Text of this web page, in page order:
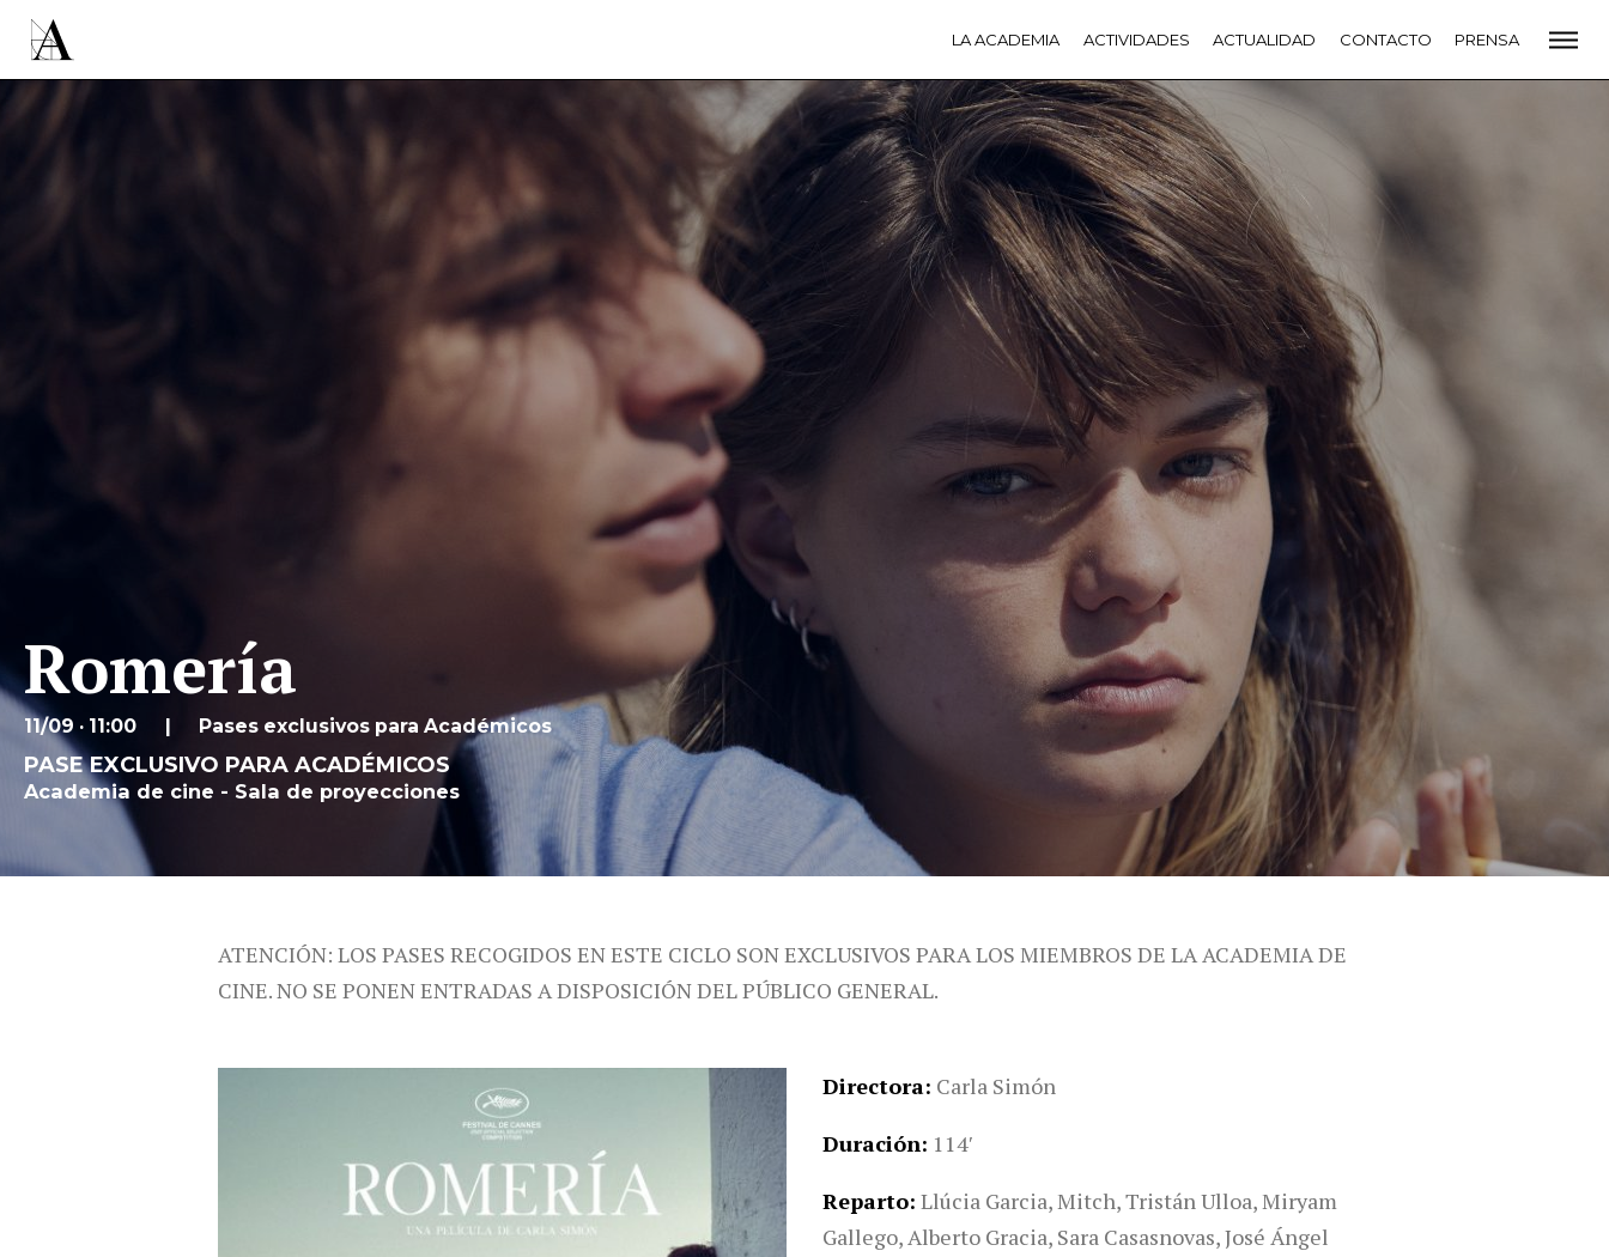
LA ACADEMIA ACTIVIDADES ACTUALIDAD CONTACTO PRENSA
Romería
11/09 · 11:00 Pases exclusivos para Académicos
PASE EXCLUSIVO PARA ACADÉMICOS
Academia de cine - Sala de proyecciones
ATENCIÓN: LOS PASES RECOGIDOS EN ESTE CICLO SON EXCLUSIVOS PARA LOS MIEMBROS DE LA ACADEMIA DE
CINE. NO SE PONEN ENTRADAS A DISPOSICIÓN DEL PÚBLICO GENERAL.
Directora Carla Simón
Duración 114′
Reparto Llúcia Garcia, Mitch, Tristán Ulloa, Miryam
Gallego, Alberto Gracia, Sara Casasnovas, José Ángel
LA ACADEMIA PREMIOS GOYA FUNDACIÓN
CONTACTO
ÚNETE A LA ACADEMIA DE CINE